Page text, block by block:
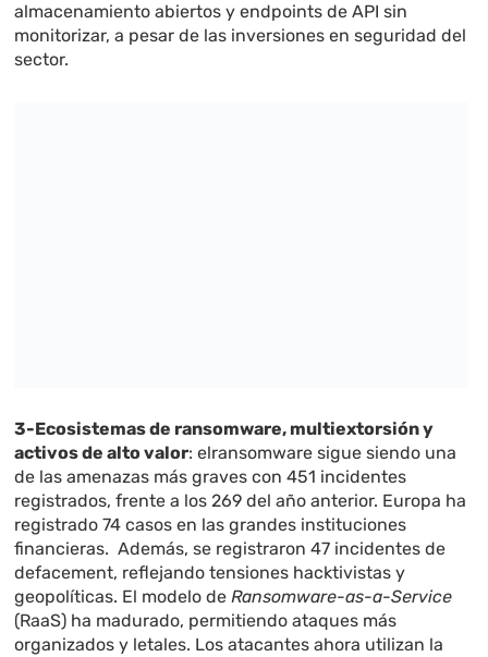
almacenamiento abiertos y endpoints de API sin
monitorizar, a pesar de las inversiones en seguridad del
sector.
3-Ecosistemas de ransomware, multiextorsión y
activos de alto valor: elransomware sigue siendo una
de las amenazas más graves con 451 incidentes
registrados, frente a los 269 del año anterior. Europa ha
registrado 74 casos en las grandes instituciones
financieras. Además, se registraron 47 incidentes de
defacement, reflejando tensiones hacktivistas y
geopolíticas. El modelo deRansomware-as-a-Service
(RaaS) ha madurado, permitiendo ataques más
organizados y letales. Los atacantes ahora utilizan la